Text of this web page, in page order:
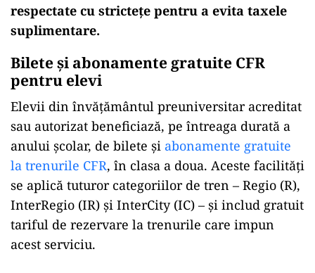
respectate cu strictețe pentru a evita taxele
suplimentare.
Bilete și abonamente gratuite CFR
pentru elevi
Elevii din învățământul preuniversitar acreditat
sau autorizat beneficiază, pe întreaga durată a
anului școlar, de bilete și abonamente gratuite
la trenurile CFR, în clasa a doua. Aceste facilități
se aplică tuturor categoriilor de tren – Regio (R),
InterRegio (IR) și InterCity (IC) – și includ gratuit
tariful de rezervare la trenurile care impun
acest serviciu.